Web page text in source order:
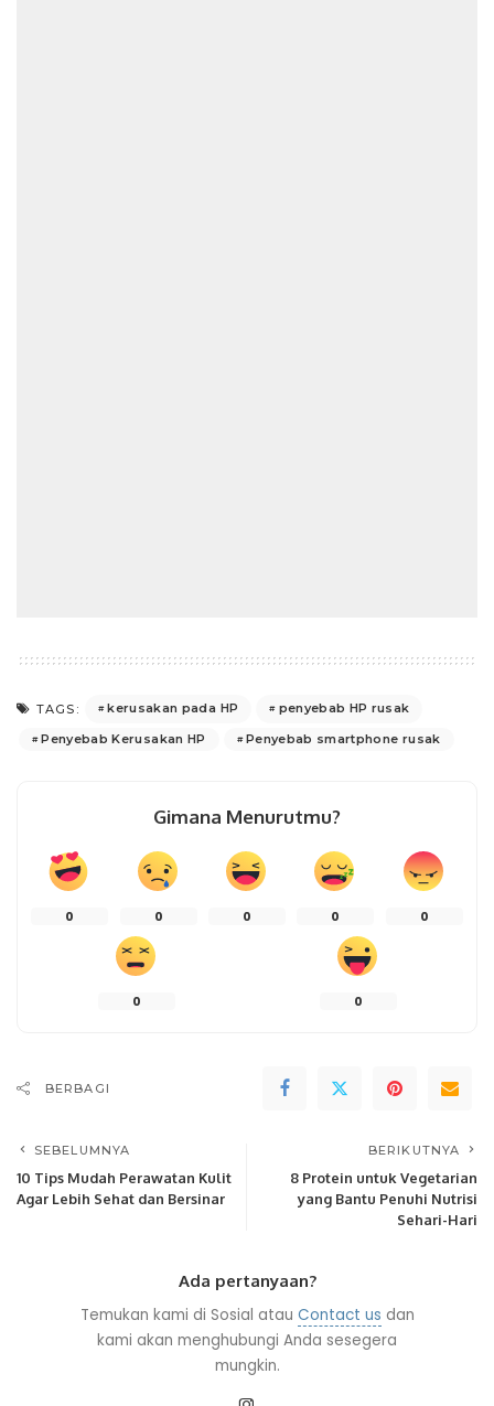
TAGS: kerusakan pada HP
penyebab HP rusak
Penyebab Kerusakan HP
Penyebab smartphone rusak
Gimana Menurutmu?
0 0 0 0 0
0 0
BERBAGI
SEBELUMNYA
10 Tips Mudah Perawatan Kulit
Agar Lebih Sehat dan Bersinar
BERIKUTNYA
8 Protein untuk Vegetarian
yang Bantu Penuhi Nutrisi
Sehari-Hari
Ada pertanyaan?
Temukan kami di Sosial atau Contact us dan
kami akan menghubungi Anda sesegera
mungkin.